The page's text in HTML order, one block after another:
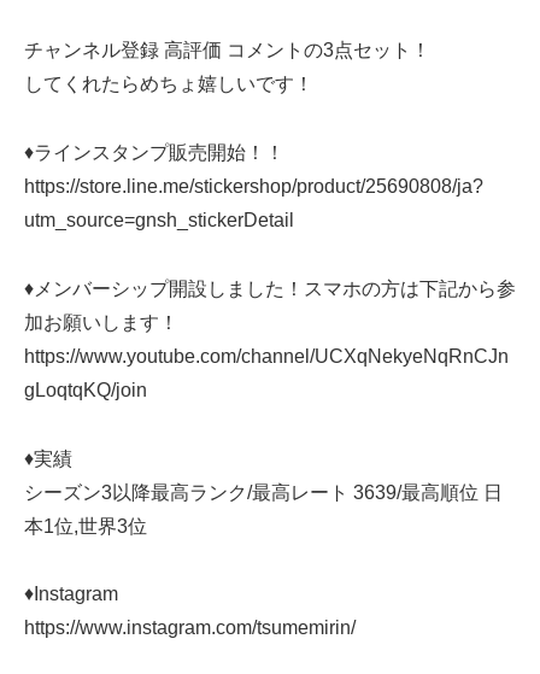
チャンネル登録 高評価 コメントの3点セット！
してくれたらめちょ嬉しいです！
♦ラインスタンプ販売開始！！
https://store.line.me/stickershop/product/25690808/ja?
utm_source=gnsh_stickerDetail
♦メンバーシップ開設しました！スマホの方は下記から参
加お願いします！
https://www.youtube.com/channel/UCXqNekyeNqRnCJn
gLoqtqKQ/join
♦実績
シーズン3以降最高ランク/最高レート 3639/最高順位 日
本1位,世界3位
♦Instagram
https://www.instagram.com/tsumemirin/